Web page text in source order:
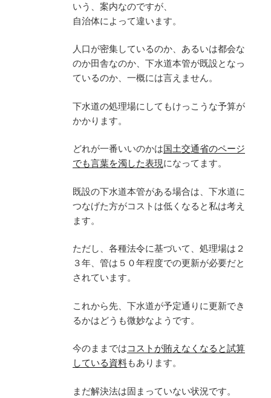
いう、案内なのですが、
自治体によって違います。
人口が密集しているのか、あるいは都会な
のか田舎なのか、下水道本管が既設となっ
ているのか、一概には言えません。
下水道の処理場にしてもけっこうな予算が
かかります。
どれが一番いいのかは国土交通省のページ
でも言葉を濁した表現になってます。
既設の下水道本管がある場合は、下水道に
つなげた方がコストは低くなると私は考え
ます。
ただし、各種法令に基づいて、処理場は２
３年、管は５０年程度での更新が必要だと
されています。
これから先、下水道が予定通りに更新でき
るかはどうも微妙なようです。
今のままではコストが賄えなくなると試算
している資料もあります。
まだ解決法は固まっていない状況です。